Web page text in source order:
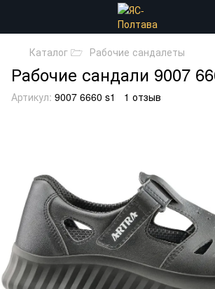
Каталог 🗁 Рабочие сандалеты
Рабочие сандали 9007
Артикул: 9007 6660 s1 1 отзыв